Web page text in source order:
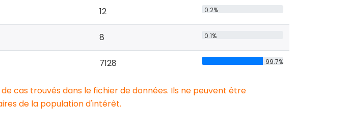
12 0.2%
8 0.1%
7128 99.7%
cas trouvés dans le fichier de données. Ils ne peuvent être
de la population d'intérêt.